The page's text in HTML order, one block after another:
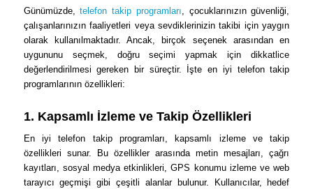
Günümüzde,telefon takip programları, çocuklarınızın güvenliği,
çalışanlarınızın faaliyetleri veya sevdiklerinizin takibi için yaygın
olarak kullanılmaktadır. Ancak, birçok seçenek arasından en
uygununu seçmek, doğru seçimi yapmak için dikkatlice
değerlendirilmesi gereken bir süreçtir. İşte en iyi telefon takip
programlarının özellikleri:
1. Kapsamlı İzleme ve Takip Özellikleri
En iyi telefon takip programları, kapsamlı izleme ve takip
özellikleri sunar. Bu özellikler arasında metin mesajları, çağrı
kayıtları, sosyal medya etkinlikleri, GPS konumu izleme ve web
tarayıcı geçmişi gibi çeşitli alanlar bulunur. Kullanıcılar, hedef